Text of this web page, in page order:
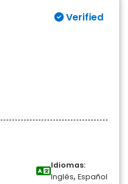
Verified
Idiomas:
Inglés, Español